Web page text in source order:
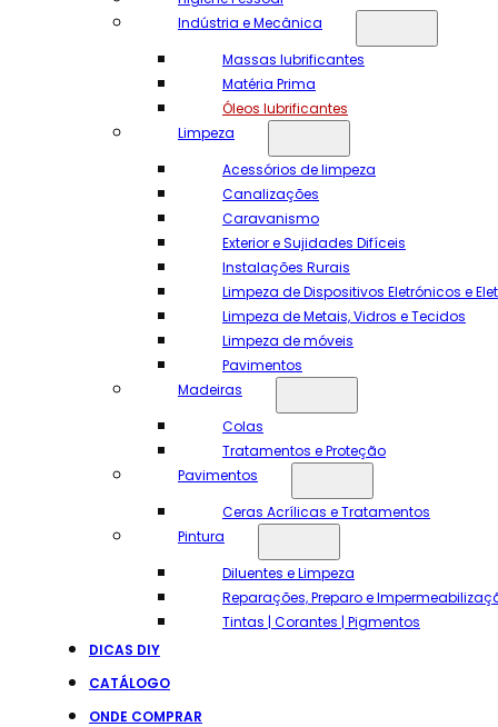
Indústria e Mecânica
Massas lubrificantes
Matéria Prima
Óleos lubrificantes
Limpeza
Acessórios de limpeza
Canalizações
Caravanismo
Exterior e Sujidades Difíceis
Instalações Rurais
Limpeza de Dispositivos Eletrónicos e
Limpeza de Metais, Vidros e Tecidos
Limpeza de móveis
Pavimentos
Madeiras
Colas
Tratamentos e Proteção
Pavimentos
Ceras Acrílicas e Tratamentos
Pintura
Diluentes e Limpeza
Reparações, Preparo e
Tintas | Corantes | Pigmentos
DICAS DIY
CATÁLOGO
ONDE COMPRAR